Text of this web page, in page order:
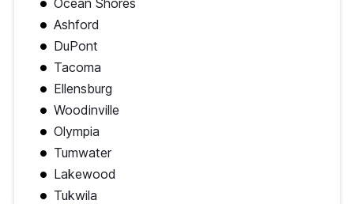
Ocean Shores
Ashford
DuPont
Tacoma
Ellensburg
Woodinville
Olympia
Tumwater
Lakewood
Tukwila